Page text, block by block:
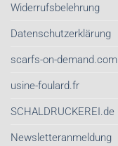
Widerrufsbelehrung
Datenschutzerklärung
scarfs-on-demand.com
usine-foulard.fr
SCHALDRUCKEREI.de
Newsletteranmeldung